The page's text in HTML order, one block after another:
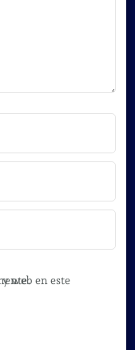
comente.